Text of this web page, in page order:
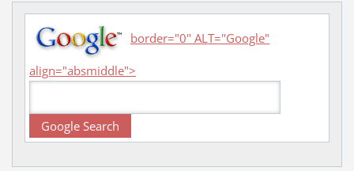
border="0" ALT="Google"
align="absmiddle">